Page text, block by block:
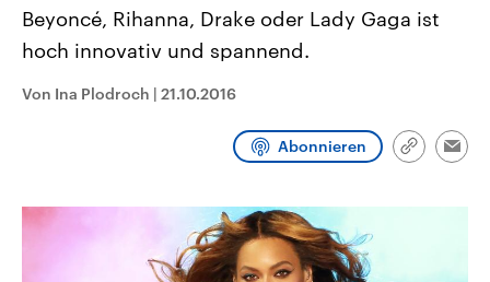
Umfragen, Prognosen,
Wahlprogramme, aktuelle Berichte
und Hintergründe zu den Parteien
Wahl.
Sendungen Programm Podcasts
Beyoncé, Rihanna, Drake oder Lady Gaga ist
hoch innovativ und spannend.
Von Ina Plodroch | 21.10.2016
Abonnieren
Link